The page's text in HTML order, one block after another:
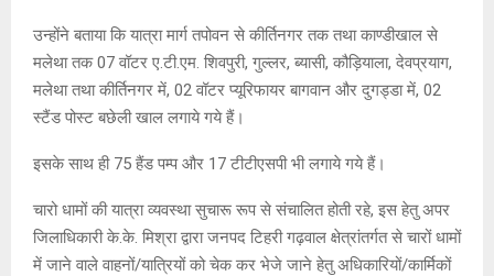
उन्होंने बताया कि यात्रा मार्ग तपोवन से कीर्तिनगर तक तथा काण्डीखाल से
मलेथा तक 07 वॉटर ए.टी.एम. शिवपुरी, गुल्लर, ब्यासी, कौड़ियाला, देवप्रयाग,
मलेथा तथा कीर्तिनगर में, 02 वॉटर प्यूरिफायर बागवान और दुगड्डा में, 02
स्टैंड पोस्ट बछेली खाल लगाये गये हैं।
इसके साथ ही 75 हैंड पम्प और 17 टीटीएसपी भी लगाये गये हैं।
चारो धामों की यात्रा व्यवस्था सुचारू रूप से संचालित होती रहे, इस हेतु अपर
जिलाधिकारी के.के. मिश्रा द्वारा जनपद टिहरी गढ़वाल क्षेत्रांतर्गत से चारों धामों
में जाने वाले वाहनों/यात्रियों को चेक कर भेजे जाने हेतु अधिकारियों/कार्मिकों